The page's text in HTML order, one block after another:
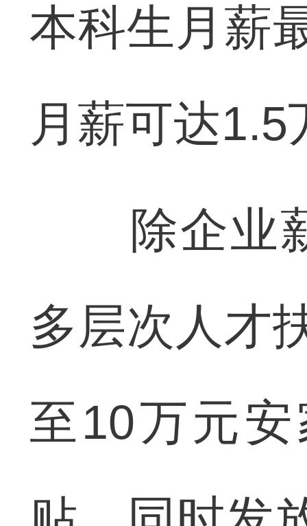
本科生月薪
月薪可达1.5
除企业薪
多层次人才
至10万元